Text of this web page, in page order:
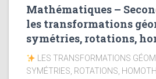
Mathématiques –
les transformations
symétries, rotations,
LES TRANSFORMATIONS
SYMÉTRIES, ROTATIONS,